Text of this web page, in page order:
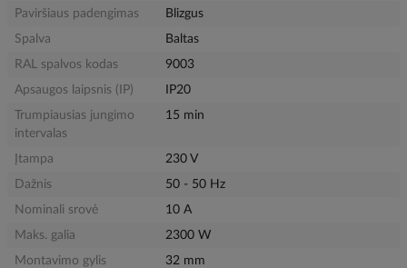
Paviršiaus padengimas
Blizgus
Spalva
Baltas
RAL spalvos kodas
9003
Apsaugos laipsnis (IP)
IP20
Trumpiausias jungimo
intervalas
15 min
Įtampa
230 V
Dažnis
50 - 50 Hz
Nominali srovė
10 A
Maks. galia
2300 W
Montavimo gylis
32 mm